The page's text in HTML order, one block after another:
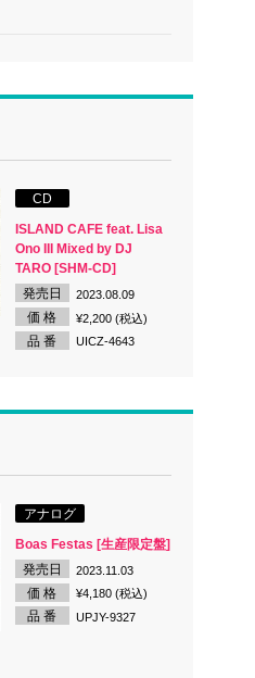
CD
ISLAND CAFE feat. Lisa
Ono III Mixed by DJ
TARO [SHM-CD]
発売日
2023.08.09
価 格 ¥2,200 (税込)
品 番 UICZ-4643
アナログ
Boas Festas [生産限定盤]
発売日
2023.11.03
価 格 ¥4,180 (税込)
品 番 UPJY-9327